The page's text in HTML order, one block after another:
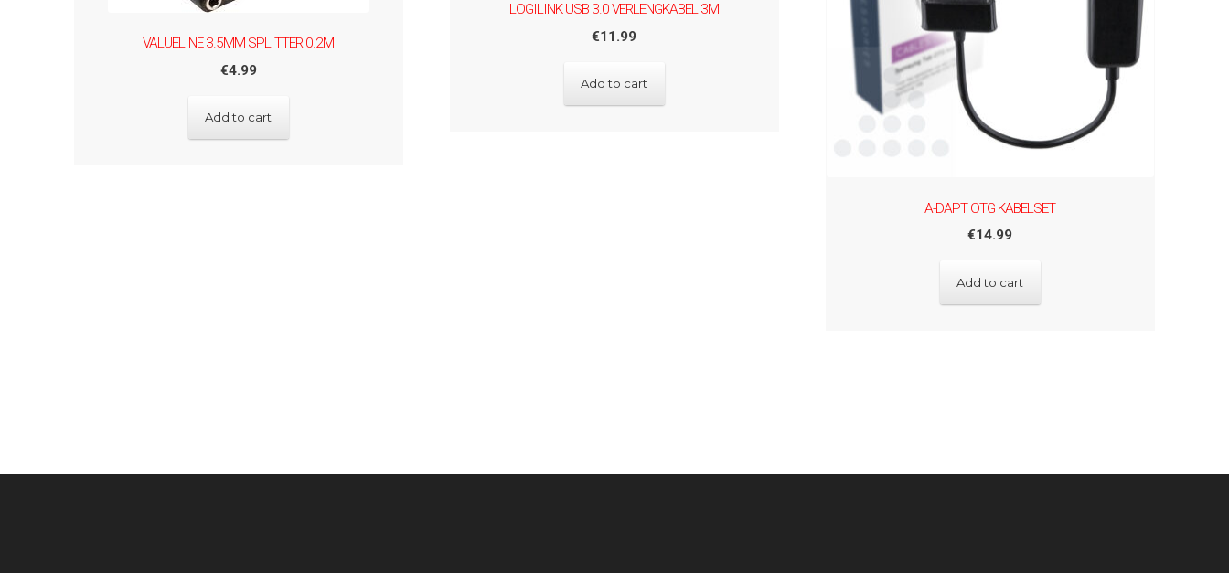
VALUELINE 3.5MM SPLITTER 0.2M
€4.99
Add to cart
LOGILINK USB 3.0 VERLENGKABEL 3M
€11.99
Add to cart
A-DAPT OTG KABELSET
€14.99
Add to cart